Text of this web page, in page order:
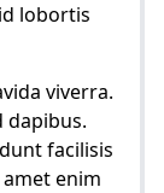
lobortis
viverra.
dapibus.
facilisis
enim